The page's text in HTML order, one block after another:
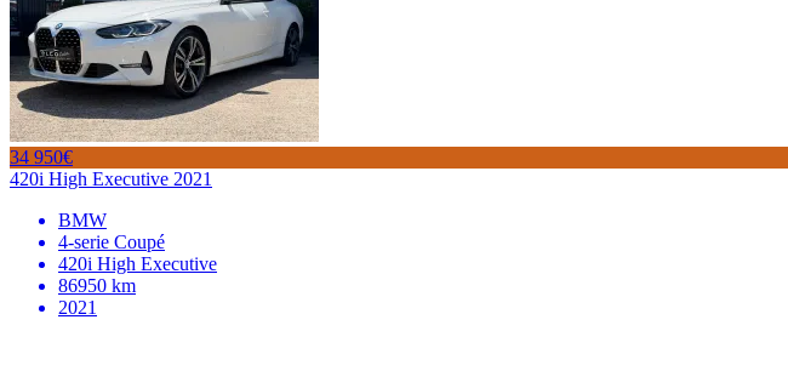
34 950€
420i High Executive 2021
BMW
4-serie Coupé
420i High Executive
86950 km
2021